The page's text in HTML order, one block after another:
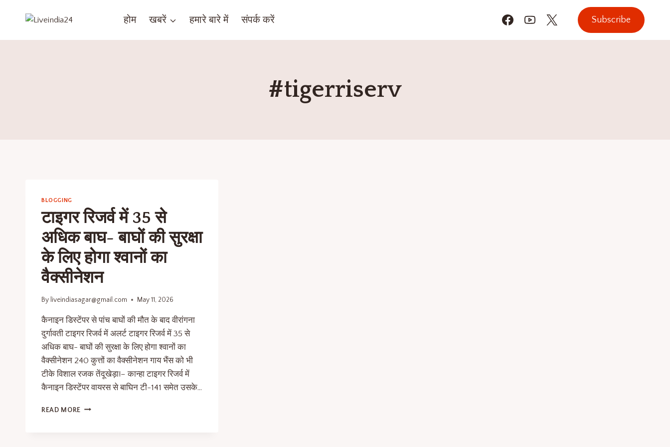
होम खबरें हमारे बारे में संपर्क करें Subscribe
#tigerriserv
BLOGGING
टाइगर रिजर्व में 35 से
अधिक बाघ- बाघों की सुरक्षा
के लिए होगा श्वानों का
वैक्सीनेशन
By liveindiasagar@gmail.com May 11, 2026
कैनाइन डिस्टेंपर से पांच बाघों की मौत के बाद वीरांगना
दुर्गावती टाइगर रिजर्व में अलर्ट टाइगर रिजर्व में 35 से
अधिक बाघ- बाघों की सुरक्षा के लिए होगा श्वानों का
वैक्सीनेशन 240 कुत्तों का वैक्सीनेशन गाय भैंस को भी
टीके विशाल रजक तेंदूखेड़ा!– कान्हा टाइगर रिजर्व में
कैनाइन डिस्टेंपर वायरस से बाघिन टी-141 समेत उसके…
READ MORE